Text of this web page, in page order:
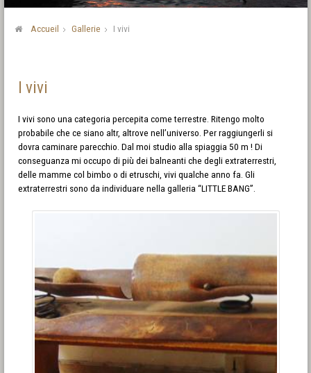
Accueil Gallerie I vivi
I vivi
I vivi sono una categoria percepita come terrestre. Ritengo molto
probabile che ce siano altr, altrove nell’universo. Per raggiungerli si
dovra caminare parecchio. Dal moi studio alla spiaggia 50 m ! Di
conseguanza mi occupo di più dei balneanti che degli extraterrestri,
delle mamme col bimbo o di etruschi, vivi qualche anno fa. Gli
extraterrestri sono da individuare nella galleria “LITTLE BANG”.